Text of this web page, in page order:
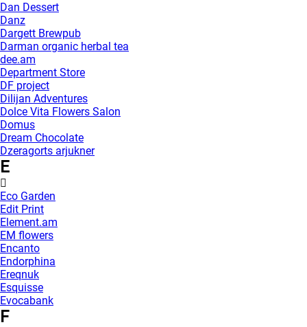
Dan Dessert
Danz
Dargett Brewpub
Darman organic herbal tea
dee.am
Department Store
DF project
Dilijan Adventures
Dolce Vita Flowers Salon
Domus
Dream Chocolate
Dzeragorts arjukner
E
Eco Garden
Edit Print
Element.am
EM flowers
Encanto
Endorphina
Ereqnuk
Esquisse
Evocabank
F